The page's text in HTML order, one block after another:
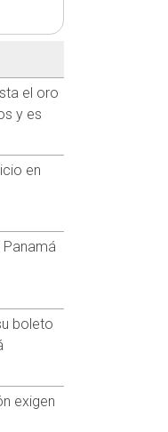
el oro
y es
en
boleto
exigen